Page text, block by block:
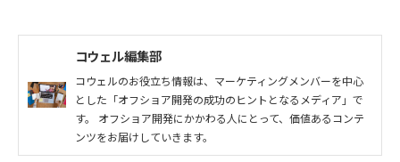
コウェル編集部
コウェルのお役立ち情報は、マーケティングメンバーを中心
とした「オフショア開発の成功のヒントとなるメディア」で
す。 オフショア開発にかかわる人にとって、価値あるコンテ
ンツをお届けしていきます。